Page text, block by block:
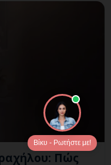
Πώς
Βίκυ - Ρωτήστε με!